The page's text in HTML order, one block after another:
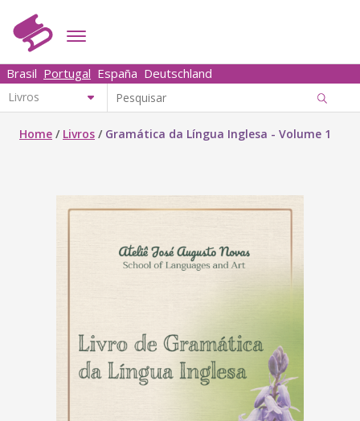
Brasil Portugal España Deutschland
Home / Livros / Gramática da Língua Inglesa - Volume 1